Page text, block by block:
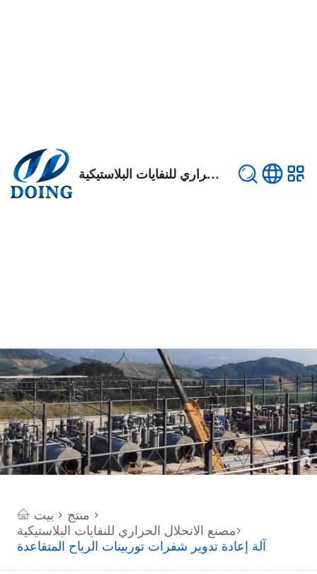
مصنع الانحلال الحراري للنفايات البلاستيكية
بيت > منتج >
مصنع الانحلال الحراري للنفايات البلاستيكية>
آلة إعادة تدوير شفرات توربينات الرياح المتقاعدة